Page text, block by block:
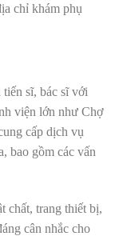
chỉ khám phụ
sĩ, bác sĩ với
viện lớn như Chợ
cấp dịch vụ
bao gồm các vấn
chất, trang thiết bị,
cân nhắc cho